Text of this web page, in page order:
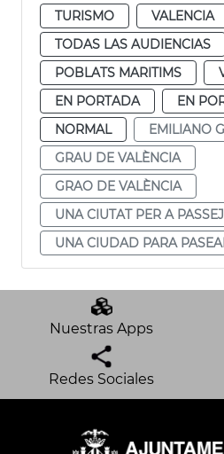
TURISMO
VALENCIA
TODAS LAS AUDIENCIAS
POBLATS MARITIMS
EN PORTADA
EN
NORMAL
EMILIANO
GRAU DE VALÈNCIA
GRAO DE VALÈNCIA
UNA CIUTAT PER A
UNA CIUDAD PARA
Nuestras Apps
Redes Sociales